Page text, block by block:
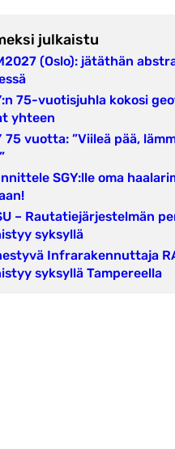
julkaistu
(Oslo): jätäthän
75-vuotisjuhla kokosi
yhteen
75 vuotta: ”Viileä pää,
SGY:lle oma
– Rautatiejärjestelmän
syksyllä
Infrarakennuttaja
syksyllä Tampereella